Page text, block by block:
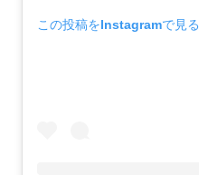
この投稿をInstagramで見る